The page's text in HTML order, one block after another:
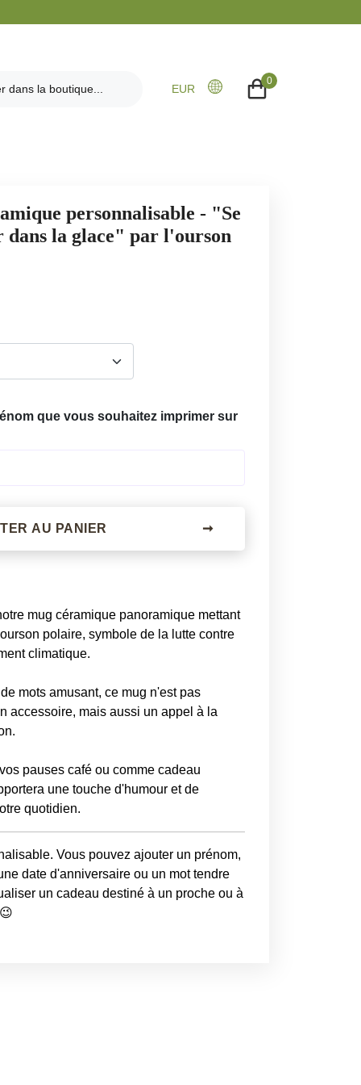
EUR
0
personnalisable - "Se
dans la glace" par l'ourson
que vous souhaitez imprimer sur
AU PANIER ➞
mug céramique panoramique mettant
polaire, symbole de la lutte contre
climatique.
mots amusant, ce mug n'est pas
accessoire, mais aussi un appel à la
pauses café ou comme cadeau
une touche d'humour et de
quotidien.
Vous pouvez ajouter un prénom,
date d'anniversaire ou un mot tendre
un cadeau destiné à un proche ou à